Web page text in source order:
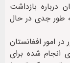
درباره بازداشت
طور جدی در حال
امور افغانستان
انجام شده برای